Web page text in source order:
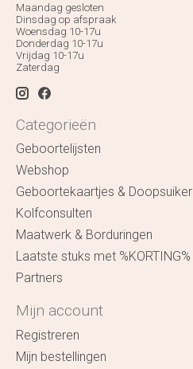
Maandag gesloten
Dinsdag op afspraak
Woensdag 10-17u
Donderdag 10-17u
Vrijdag 10-17u
Zaterdag
Categorieën
Geboortelijsten
Webshop
Geboortekaartjes & Doopsuiker
Kolfconsulten
Maatwerk & Borduringen
Laatste stuks met %KORTING%
Partners
Mijn account
Registreren
Mijn bestellingen